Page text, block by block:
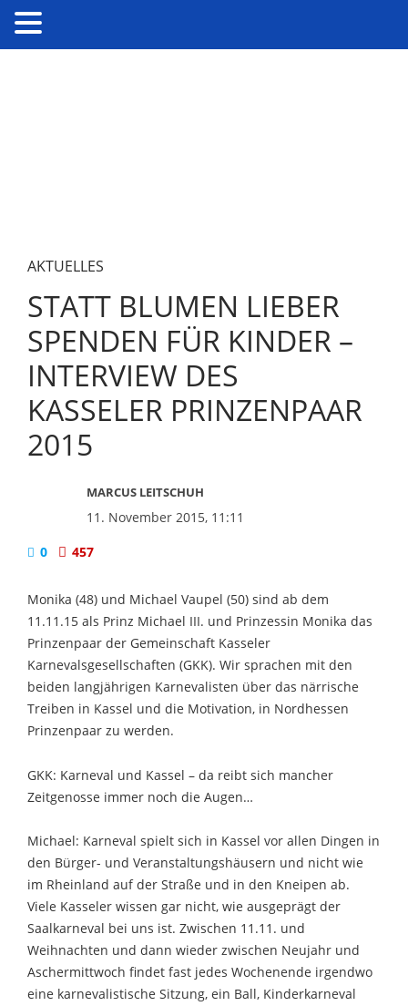
AKTUELLES
STATT BLUMEN LIEBER
SPENDEN FÜR KINDER –
INTERVIEW DES
KASSELER PRINZENPAAR
2015
MARCUS LEITSCHUH
11. November 2015, 11:11
0
457
Monika (48) und Michael Vaupel (50) sind ab dem
11.11.15 als Prinz Michael III. und Prinzessin Monika das
Prinzenpaar der Gemeinschaft Kasseler
Karnevalsgesellschaften (GKK). Wir sprachen mit den
beiden langjährigen Karnevalisten über das närrische
Treiben in Kassel und die Motivation, in Nordhessen
Prinzenpaar zu werden.
GKK: Karneval und Kassel – da reibt sich mancher
Zeitgenosse immer noch die Augen…
Michael: Karneval spielt sich in Kassel vor allen Dingen in
den Bürger- und Veranstaltungshäusern und nicht wie
im Rheinland auf der Straße und in den Kneipen ab.
Viele Kasseler wissen gar nicht, wie ausgeprägt der
Saalkarneval bei uns ist. Zwischen 11.11. und
Weihnachten und dann wieder zwischen Neujahr und
Aschermittwoch findet fast jedes Wochenende irgendwo
eine karnevalistische Sitzung, ein Ball, Kinderkarneval